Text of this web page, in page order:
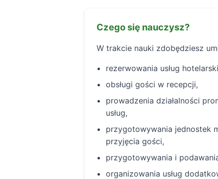
Czego się nauczysz?
W trakcie nauki zdobędziesz
rezerwowania usług
obsługi gości w recepcji,
prowadzenia działalności
usług,
przygotowywania jednostek
przyjęcia gości,
przygotowywania i
organizowania usług